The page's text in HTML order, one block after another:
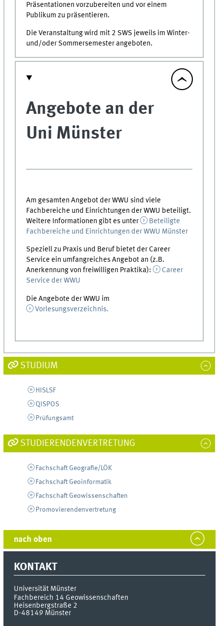
Präsentationen vorzubereiten und vor einem
Publikum zu präsentieren.
Die Veranstaltung wird mit 2 SWS jeweils im Winter-
und/oder Sommersemester angeboten.
Angebote an der
Uni Münster
Am gesamten Angebot der WWU sind viele
Fachbereiche und Einrichtungen der WWU beteiligt.
Weitere Informationen gibt es unter
Beteiligte
Fachbereiche und Einrichtungen der WWU Münster
Speziell zu Praxis und Beruf bietet der Career
Service ein umfangreiches Angebot an (z.B.
Anerkennung von freiwilligen Praktika):
Career
Service der WWU
Die Angebote der WWU im
Vorlesungsverzeichnis.
STUDIUM
HISLSF
QISPOS
Prüfungsamt
STUDIERENDENVERTRETUNG
Fachschaft Geografie/LÖK
Fachschaft Geoinformatik
Fachschaft Geowissenschaften
Promovierendenvertretung
nach oben
KONTAKT
Universität Münster
Fachbereich 14 Geowissenschaften
Heisenbergstraße 2
D-48149 Münster